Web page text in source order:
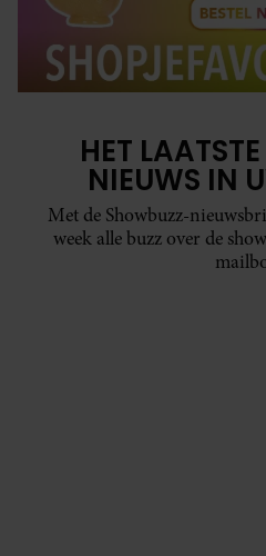
HET
NIEUWS IN
Met de Showbuzz-
week alle buzz over de